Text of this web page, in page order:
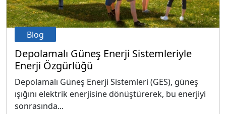
Blog
Depolamalı Güneş Enerji Sistemleriyle
Enerji Özgürlüğü
Depolamalı Güneş Enerji Sistemleri (GES), güneş
ışığını elektrik enerjisine dönüştürerek, bu enerjiyi
sonrasında...